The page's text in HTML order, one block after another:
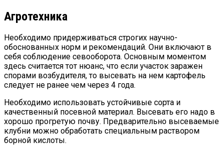
Агротехника
Необходимо придерживаться строгих научно-
обоснованных норм и рекомендаций. Они включают в
себя соблюдение севооборота. Основным моментом
здесь считается тот нюанс, что если участок заражен
спорами возбудителя, то высевать на нем картофель
следует не ранее чем через 4 года.
Необходимо использовать устойчивые сорта и
качественный посевной материал. Высевать его надо в
хорошо прогретую почву. Предварительно высеваемые
клубни можно обработать специальным раствором
борной кислоты.